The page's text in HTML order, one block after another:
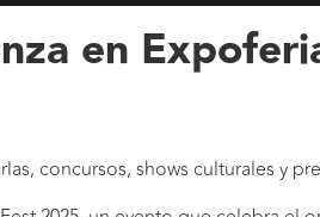
en
concursos, shows culturales y